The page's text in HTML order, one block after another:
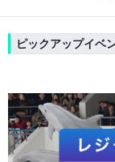
ピックアップイベ